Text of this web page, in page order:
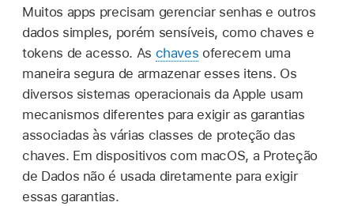
Muitos apps precisam gerenciar senhas e outros
dados simples, porém sensíveis, como chaves e
tokens de acesso. As chaves oferecem uma
maneira segura de armazenar esses itens. Os
diversos sistemas operacionais da Apple usam
mecanismos diferentes para exigir as garantias
associadas às várias classes de proteção das
chaves. Em dispositivos com macOS, a Proteção
de Dados não é usada diretamente para exigir
essas garantias.